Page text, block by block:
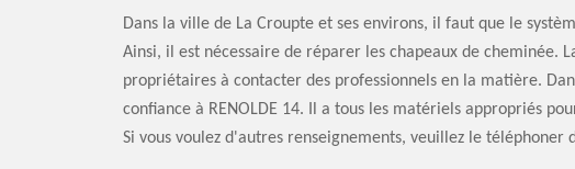
Dans la ville de La Croupte et ses environs, il faut que le
Ainsi, il est nécessaire de réparer les chapeaux de cheminée.
propriétaires à contacter des professionnels en la matière.
confiance à RENOLDE 14. Il a tous les matériels appropriés
Si vous voulez d'autres renseignements, veuillez le téléphoner